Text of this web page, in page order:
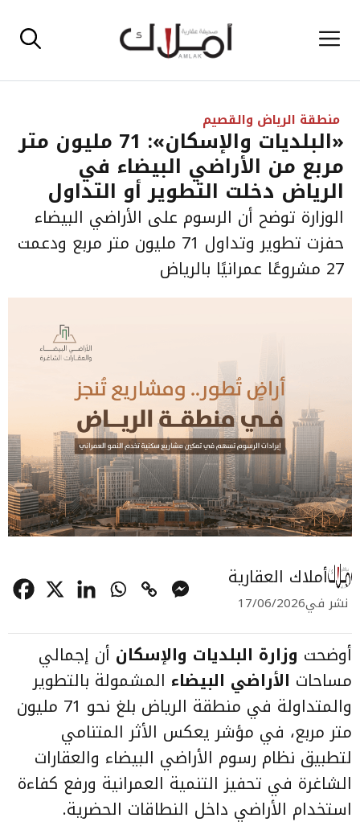
إلى القائمة
منطقة الرياض والقصيم
«البلديات والإسكان»: 71 مليون متر
مربع من الأراضي البيضاء في
الرياض دخلت التطوير أو التداول
الوزارة توضح أن الرسوم على الأراضي البيضاء
حفزت تطوير وتداول 71 مليون متر مربع ودعمت
27 مشروعًا عمرانيًا بالرياض
أملاك العقارية
نشر في17/06/2026
أوضحت وزارة البلديات والإسكان أن إجمالي
مساحات الأراضي البيضاء المشمولة بالتطوير
والمتداولة في منطقة الرياض بلغ نحو 71 مليون
متر مربع، في مؤشر يعكس الأثر المتنامي
لتطبيق نظام رسوم الأراضي البيضاء والعقارات
الشاغرة في تحفيز التنمية العمرانية ورفع كفاءة
استخدام الأراضي داخل النطاقات الحضرية.